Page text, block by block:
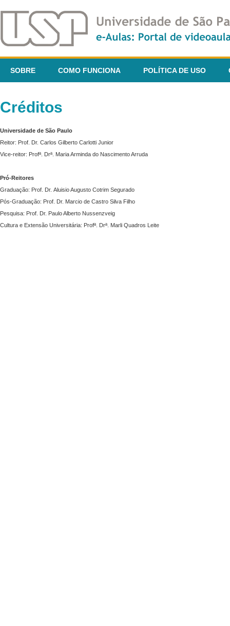
SOBRE COMO FUNCIONA POLÍTICA DE USO
Créditos
Universidade de São Paulo
Reitor: Prof. Dr. Carlos Gilberto Carlotti Junior
Vice-reitor: Profª. Drª. Maria Arminda do Nascimento Arruda
Pró-Reitores
Graduação: Prof. Dr. Aluisio Augusto Cotrim Segurado
Pós-Graduação: Prof. Dr. Marcio de Castro Silva Filho
Pesquisa: Prof. Dr. Paulo Alberto Nussenzveig
Cultura e Extensão Universitária: Profª. Drª. Marli Quadros Leite